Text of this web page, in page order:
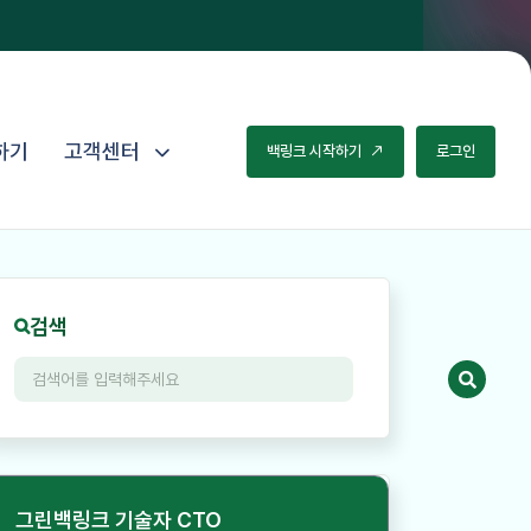
고객센터 백링크 시작하기 로그인
검색
그린백링크 기술자 CTO